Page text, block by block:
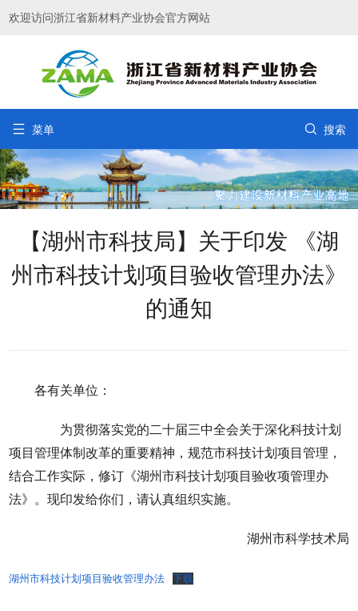
欢迎访问浙江省新材料产业协会官方网站
 菜单  搜索
【湖州市科技局】关于印发 《湖
州市科技计划项目验收管理办法》
的通知
各有关单位：
为贯彻落实党的二十届三中全会关于深化科技计划
项目管理体制改革的重要精神，规范市科技计划项目管理，
结合工作实际，修订《湖州市科技计划项目验收项管理办
法》。现印发给你们，请认真组织实施。
湖州市科学技术局
湖州市科技计划项目验收管理办法 下载